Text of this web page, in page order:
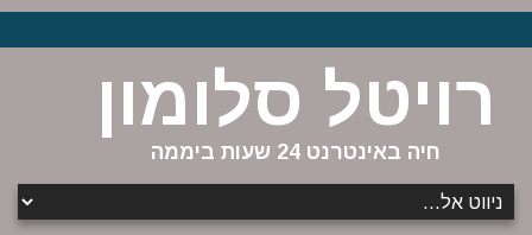
רויטל סלומון
חיה באינטרנט 24 שעות ביממה